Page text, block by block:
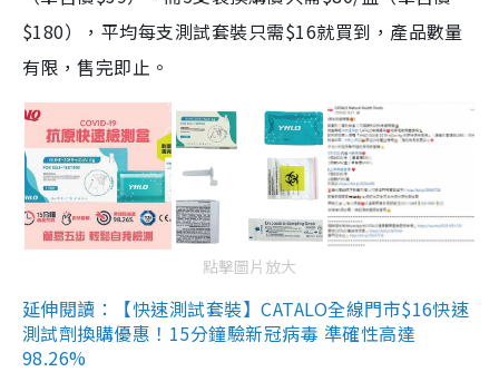
$180），平均每支測試套裝只需$16就買到，產品數量
有限，售完即止。
點擊圖片放大
延伸閱讀：【快速測試套裝】CATALO全線門市$16快速
測試劑換購優惠！15分鐘驗新冠病毒 準確性高達
98.26%